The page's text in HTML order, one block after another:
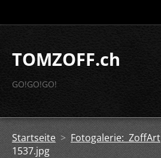
TOMZOFF.ch
GO!GO!GO!
Startseite > Fotogalerie: ZoffArt
1537.jpg